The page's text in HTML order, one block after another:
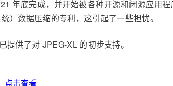
年底完成，并开始被各种开源和闭源应用
）数据压缩的专利，这引起了一些担忧。
提供了对 JPEG-XL 的初步支持。
点击查看